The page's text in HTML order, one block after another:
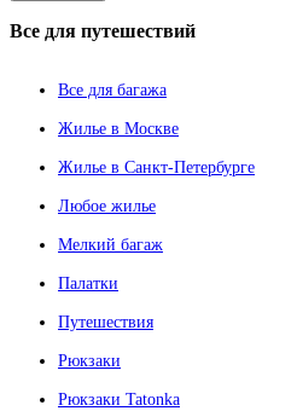
Все для путешествий
Все для багажа
Жилье в Москве
Жилье в Санкт-Петербурге
Любое жилье
Мелкий багаж
Палатки
Путешествия
Рюкзаки
Рюкзаки Tatonka